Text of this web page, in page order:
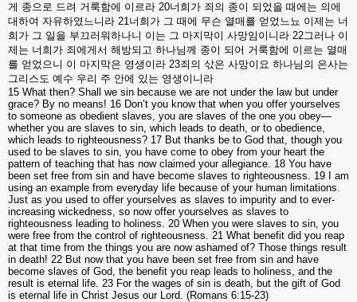
게 종으로 드려 거룩함에 이르라 20너희가 죄의 종이 되었을 때에는 의에
대하여 자유하였느니라 21너희가 그 때에 무슨 열매를 얻었느뇨 이제는 너
희가 그 일을 부끄러워하나니 이는 그 마지막이 사망임이니라 22그러나 이
제는 너희가 죄에게서 해방되고 하나님께 종이 되어 거룩함에 이르는 열매
를 얻었으니 이 마지막은 영생이라 23죄의 삯은 사망이요 하나님의 은사는
그리스도 예수 우리 주 안에 있는 영생이니라
15 What then? Shall we sin because we are not under the law but under
grace? By no means! 16 Don’t you know that when you offer yourselves
to someone as obedient slaves, you are slaves of the one you obey—
whether you are slaves to sin, which leads to death, or to obedience,
which leads to righteousness? 17 But thanks be to God that, though you
used to be slaves to sin, you have come to obey from your heart the
pattern of teaching that has now claimed your allegiance. 18 You have
been set free from sin and have become slaves to righteousness. 19 I am
using an example from everyday life because of your human limitations.
Just as you used to offer yourselves as slaves to impurity and to ever-
increasing wickedness, so now offer yourselves as slaves to
righteousness leading to holiness. 20 When you were slaves to sin, you
were free from the control of righteousness. 21 What benefit did you reap
at that time from the things you are now ashamed of? Those things result
in death! 22 But now that you have been set free from sin and have
become slaves of God, the benefit you reap leads to holiness, and the
result is eternal life. 23 For the wages of sin is death, but the gift of God
is eternal life in Christ Jesus our Lord. (Romans 6:15-23)